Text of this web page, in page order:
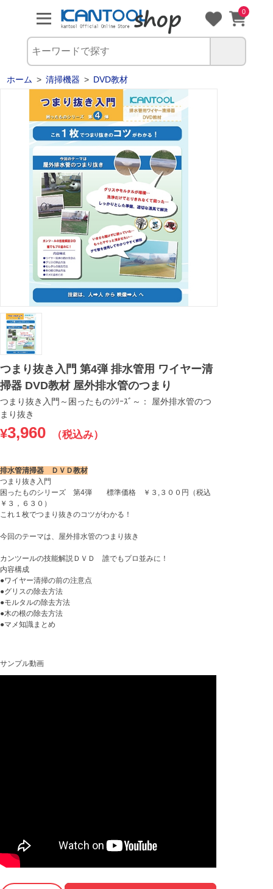
0
ホーム > 清掃機器 > DVD教材
つまり抜き入門 第4弾 排水管用 ワイヤー清
掃器 DVD教材 屋外排水管のつまり
つまり抜き入門～困ったものｼﾘｰｽﾞ～： 屋外排水管のつ
まり抜き
¥3,960 （税込み）
排水管清掃器 ＤＶＤ教材
つまり抜き入門
困ったものシリーズ 第4弾 標準価格 ￥３,３００円（税込
￥３，６３０）
これ１枚でつまり抜きのコツがわかる！
今回のテーマは、屋外排水管のつまり抜き
カンツールの技能解説ＤＶＤ 誰でもプロ並みに！
内容構成
●ワイヤー清掃の前の注意点
●グリスの除去方法
●モルタルの除去方法
●木の根の除去方法
●マメ知識まとめ
サンプル動画